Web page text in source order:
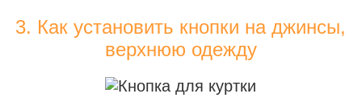
3. Как установить кнопки на джинсы,
верхнюю одежду